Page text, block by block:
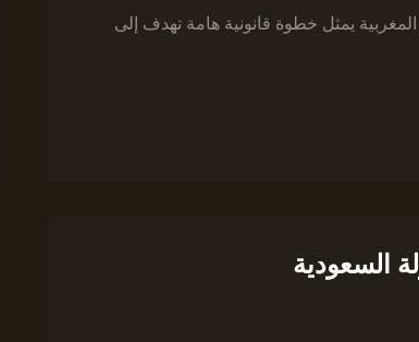
يمثل خطوة قانونية هامة تهدف إلى
السعودية